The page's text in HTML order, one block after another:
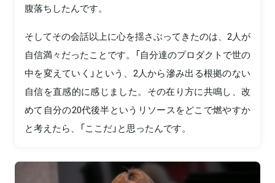
腹落ちしたんです。
そしてその会話以上に心を揺さぶってきたのは、2人が
自信満々だったことです。「自分達のプロダクトで世の
中を変えていく」という、2人から滲み出る根拠のない
自信を直感的に感じました。その在り方に共鳴し、改
めて自分の20代後半というリソースをどこで燃やすか
と考えたら、「ここだ」と思ったんです。